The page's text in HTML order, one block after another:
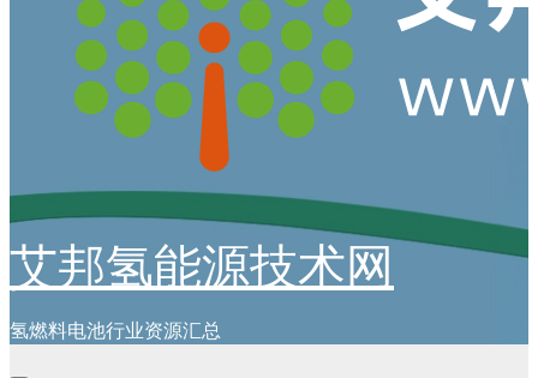
艾邦氢能源技术网
氢燃料电池行业资源汇总